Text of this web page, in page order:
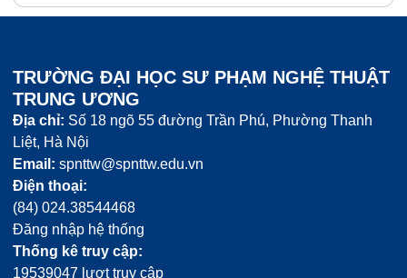
TRƯỜNG ĐẠI HỌC SƯ PHẠM NGHỆ THUẬT
TRUNG ƯƠNG
Địa chỉ: Số 18 ngõ 55 đường Trần Phú, Phường Thanh
Liệt, Hà Nội
Email: spnttw@spnttw.edu.vn
Điện thoại:
(84) 024.38544468
Đăng nhập hệ thống
Thống kê truy cập:
19539047 lượt truy cập